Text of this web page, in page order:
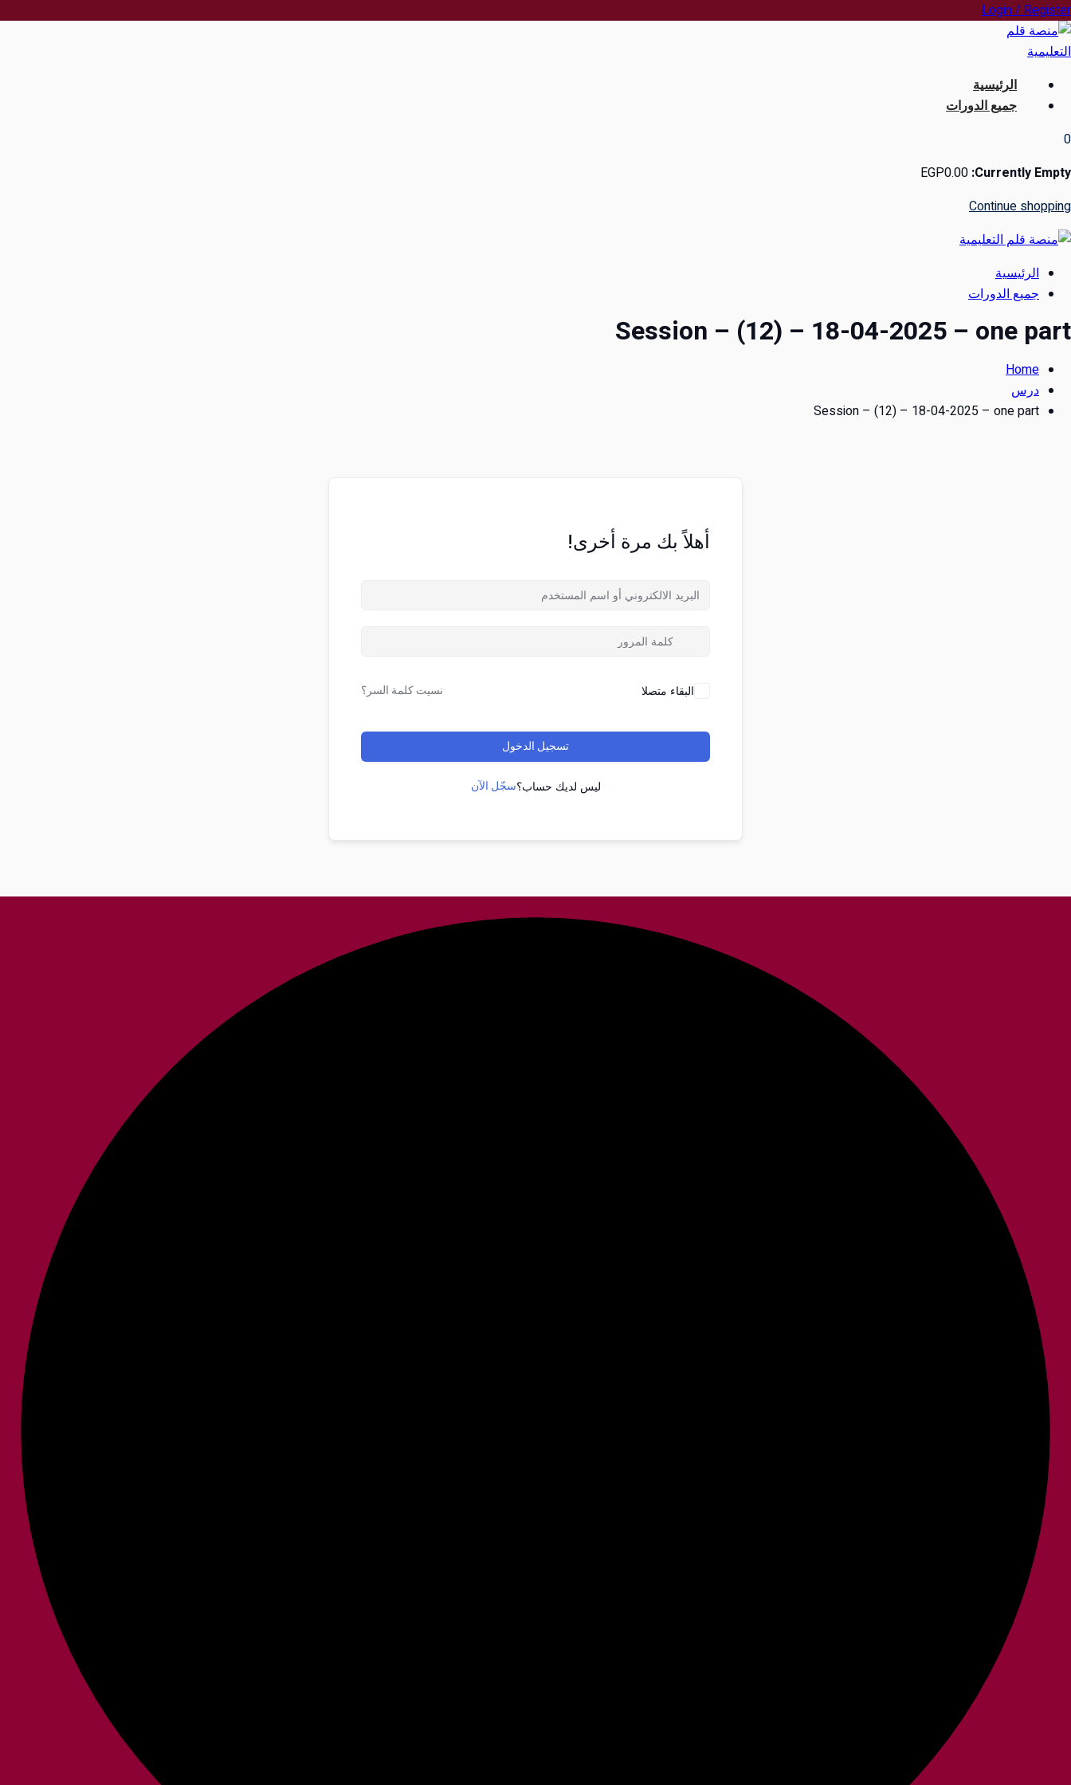
Skip
to
content
Login / Register
الرئيسية
جميع الدورات
0
Currently Empty:
EGP0.00
Continue shopping
الرئيسية
جميع الدورات
Session – (12) – 18-04-2025 – one part
Home
درس
Session – (12) – 18-04-2025 – one part
أهلاً بك مرة أخرى!
البقاء متصلا نسيت كلمة السر؟
تسجيل الدخول
ليس لديك حساب؟سجّل الآن